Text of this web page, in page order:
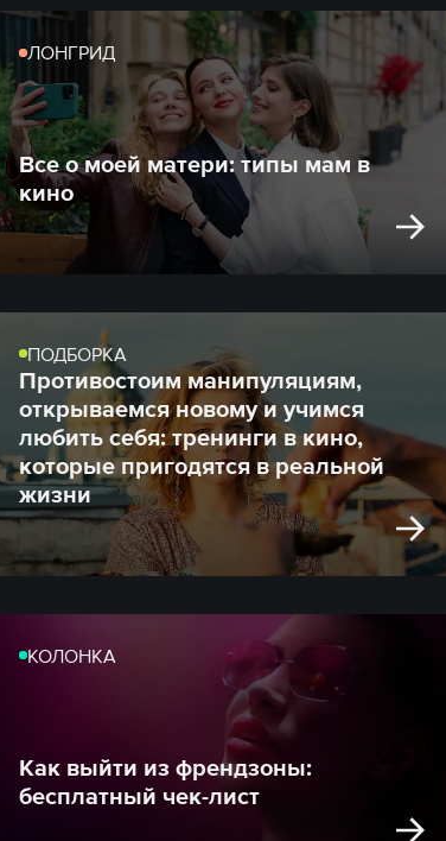
ЛОНГРИД
Все о моей матери: типы мам в
кино
ПОДБОРКА
Противостоим манипуляциям,
открываемся новому и учимся
любить себя: тренинги в кино,
которые пригодятся в реальной
жизни
КОЛОНКА
Как выйти из френдзоны:
бесплатный чек-лист